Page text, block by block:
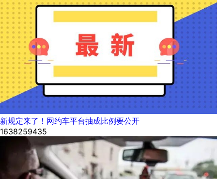
新规定来了！网约车平台抽成比例要公开
1638259435